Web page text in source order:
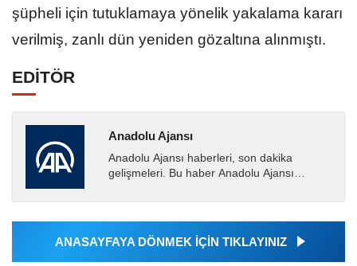
şüpheli için tutuklamaya yönelik yakalama kararı
verilmiş, zanlı dün yeniden gözaltına alınmıştı.
EDİTÖR
Anadolu Ajansı
Anadolu Ajansı haberleri, son dakika
gelişmeleri. Bu haber Anadolu Ajansı
tarafından geçilen tüm...
ANASAYFAYA DÖNMEK İÇİN TIKLAYINIZ